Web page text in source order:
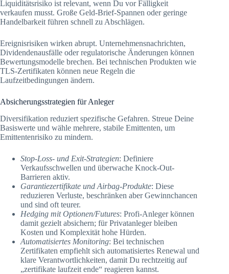
Liquiditätsrisiko ist relevant, wenn Du vor Fälligkeit
verkaufen musst. Große Geld-Brief-Spannen oder geringe
Handelbarkeit führen schnell zu Abschlägen.
Ereignisrisiken wirken abrupt. Unternehmensnachrichten,
Dividendenausfälle oder regulatorische Änderungen können
Bewertungsmodelle brechen. Bei technischen Produkten wie
TLS-Zertifikaten können neue Regeln die
Laufzeitbedingungen ändern.
Absicherungsstrategien für Anleger
Diversifikation reduziert spezifische Gefahren. Streue Deine
Basiswerte und wähle mehrere, stabile Emittenten, um
Emittentenrisiko zu mindern.
Stop-Loss- und Exit-Strategien: Definiere
Verkaufsschwellen und überwache Knock-Out-
Barrieren aktiv.
Garantiezertifikate und Airbag-Produkte: Diese
reduzieren Verluste, beschränken aber Gewinnchancen
und sind oft teurer.
Hedging mit Optionen/Futures: Profi-Anleger können
damit gezielt absichern; für Privatanleger bleiben
Kosten und Komplexität hohe Hürden.
Automatisiertes Monitoring: Bei technischen
Zertifikaten empfiehlt sich automatisiertes Renewal und
klare Verantwortlichkeiten, damit Du rechtzeitig auf
„zertifikate laufzeit ende“ reagieren kannst.